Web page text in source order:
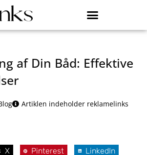
af Din Båd: Effektive
Artiklen indeholder reklamelinks
X Pinterest LinkedIn